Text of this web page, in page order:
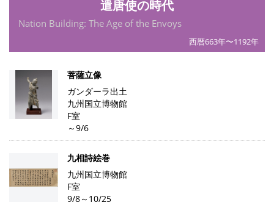
遣唐使の時代
Nation Building: The Age of the Envoys
西暦663年〜1192年
菩薩立像
ガンダーラ出土
九州国立博物館
F室
～9/6
九相詩絵巻
九州国立博物館
F室
9/8～10/25